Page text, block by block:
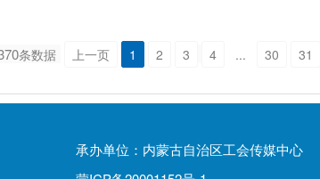
条数据 上一页 1 2 3 4 ... 30 31
承办单位：内蒙古自治区工会传媒中心